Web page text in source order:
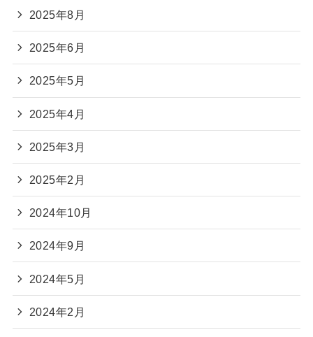
2025年8月
2025年6月
2025年5月
2025年4月
2025年3月
2025年2月
2024年10月
2024年9月
2024年5月
2024年2月